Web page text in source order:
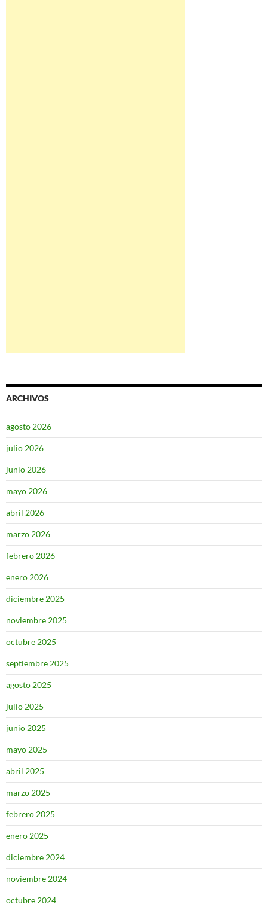
ARCHIVOS
agosto 2026
julio 2026
junio 2026
mayo 2026
abril 2026
marzo 2026
febrero 2026
enero 2026
diciembre 2025
noviembre 2025
octubre 2025
septiembre 2025
agosto 2025
julio 2025
junio 2025
mayo 2025
abril 2025
marzo 2025
febrero 2025
enero 2025
diciembre 2024
noviembre 2024
octubre 2024